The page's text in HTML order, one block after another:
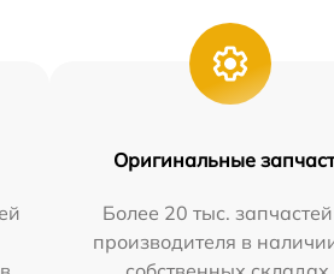
Оригинальные
Более 20 тыс.
производителя в